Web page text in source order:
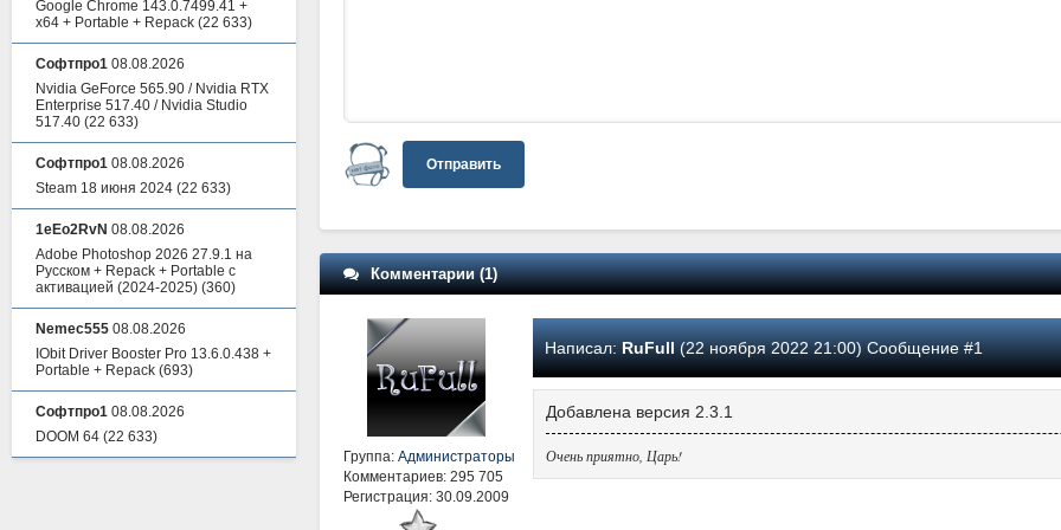
Отправить
Комментарии (1)
Группа: Администраторы
Комментариев: 295 705
Регистрация: 30.09.2009
Написал: RuFull(22 ноября 2022 21:00) Сообщение #1
Добавлена версия 2.3.1
Очень приятно, Царь!
Google Chrome 143.0.7499.41 +
x64 + Portable + Repack (22 633)
Софтпро1 08.08.2026
Nvidia GeForce 565.90 / Nvidia RTX
Enterprise 517.40 / Nvidia Studio
517.40 (22 633)
Софтпро1 08.08.2026
Steam 18 июня 2024 (22 633)
1eEo2RvN 08.08.2026
Adobe Photoshop 2026 27.9.1 на
Русском + Repack + Portable с
активацией (2024-2025) (360)
Nemec555 08.08.2026
IObit Driver Booster Pro 13.6.0.438 +
Portable + Repack (693)
Софтпро1 08.08.2026
DOOM 64 (22 633)